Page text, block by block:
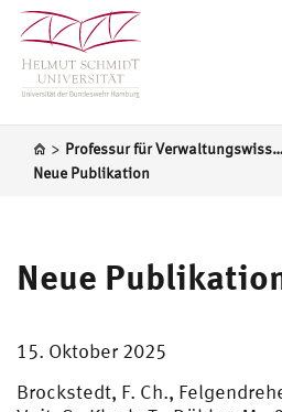
> Professur für Verwaltungswissenschaft
Neue Publikation
Neue
15. Oktober 2025
Brockstedt, F. Ch.,